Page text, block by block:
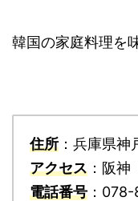
韓国の家庭料理を
住所 ：兵庫県
アクセス ：阪
電話番号 ：